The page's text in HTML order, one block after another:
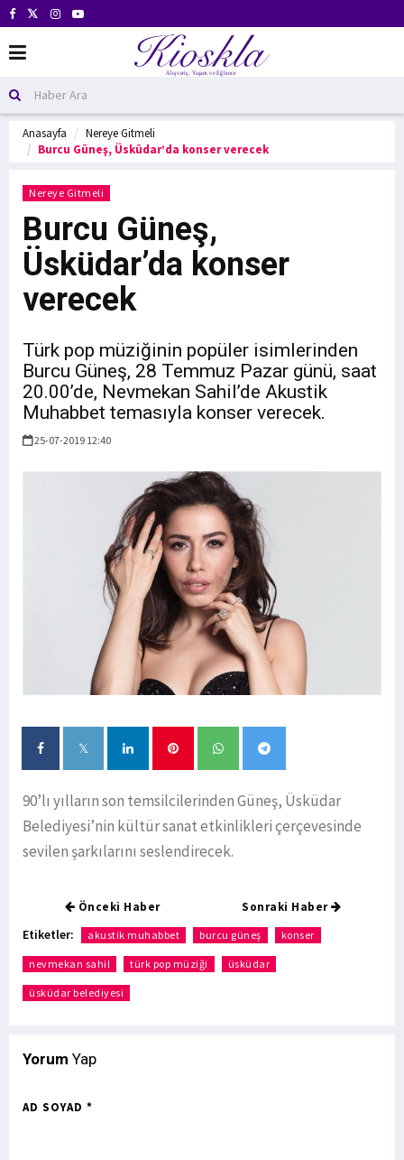
Anasayfa
Nereye Gitmeli
Burcu Güneş, Üsküdar’da konser verecek
Nereye Gitmeli
Burcu Güneş,
Üsküdar’da konser
verecek
Türk pop müziğinin popüler isimlerinden
Burcu Güneş, 28 Temmuz Pazar günü, saat
20.00’de, Nevmekan Sahil’de Akustik
Muhabbet temasıyla konser verecek.
25-07-2019 12:40
90’lı yılların son temsilcilerinden Güneş, Üsküdar
Belediyesi’nin kültür sanat etkinlikleri çerçevesinde
sevilen şarkılarını seslendirecek.
Önceki Haber Sonraki Haber
Etiketler: akustik muhabbet burcu güneş konser
nevmekan sahil türk pop müziği üsküdar
üsküdar belediyesi
Yorum Yap
AD SOYAD *